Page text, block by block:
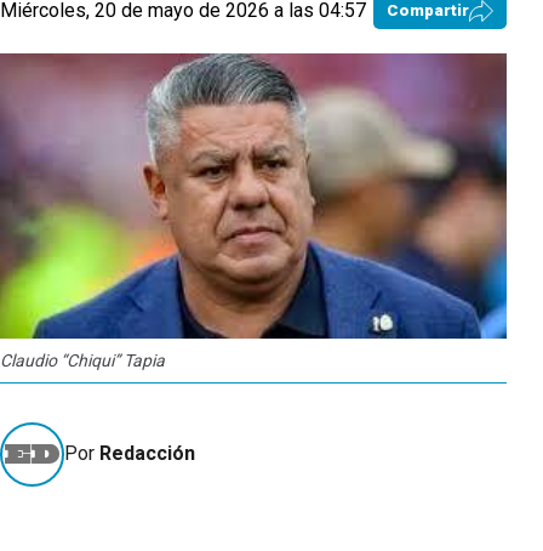
Miércoles, 20 de mayo de 2026 a las 04:57 Compartir
Claudio “Chiqui” Tapia
Por Redacción